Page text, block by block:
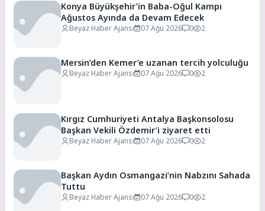
Konya Büyükşehir’in Baba-Oğul Kampı
Ağustos Ayında da Devam Edecek
Beyaz Haber Ajansı 07 Ağu 2026 0 2
Mersin’den Kemer’e uzanan tercih yolculuğu
Beyaz Haber Ajansı 07 Ağu 2026 0 2
Kırgız Cumhuriyeti Antalya Başkonsolosu
Başkan Vekili Özdemir’i ziyaret etti
Beyaz Haber Ajansı 07 Ağu 2026 0 2
Başkan Aydın Osmangazi’nin Nabzını Sahada
Tuttu
Beyaz Haber Ajansı 07 Ağu 2026 0 2